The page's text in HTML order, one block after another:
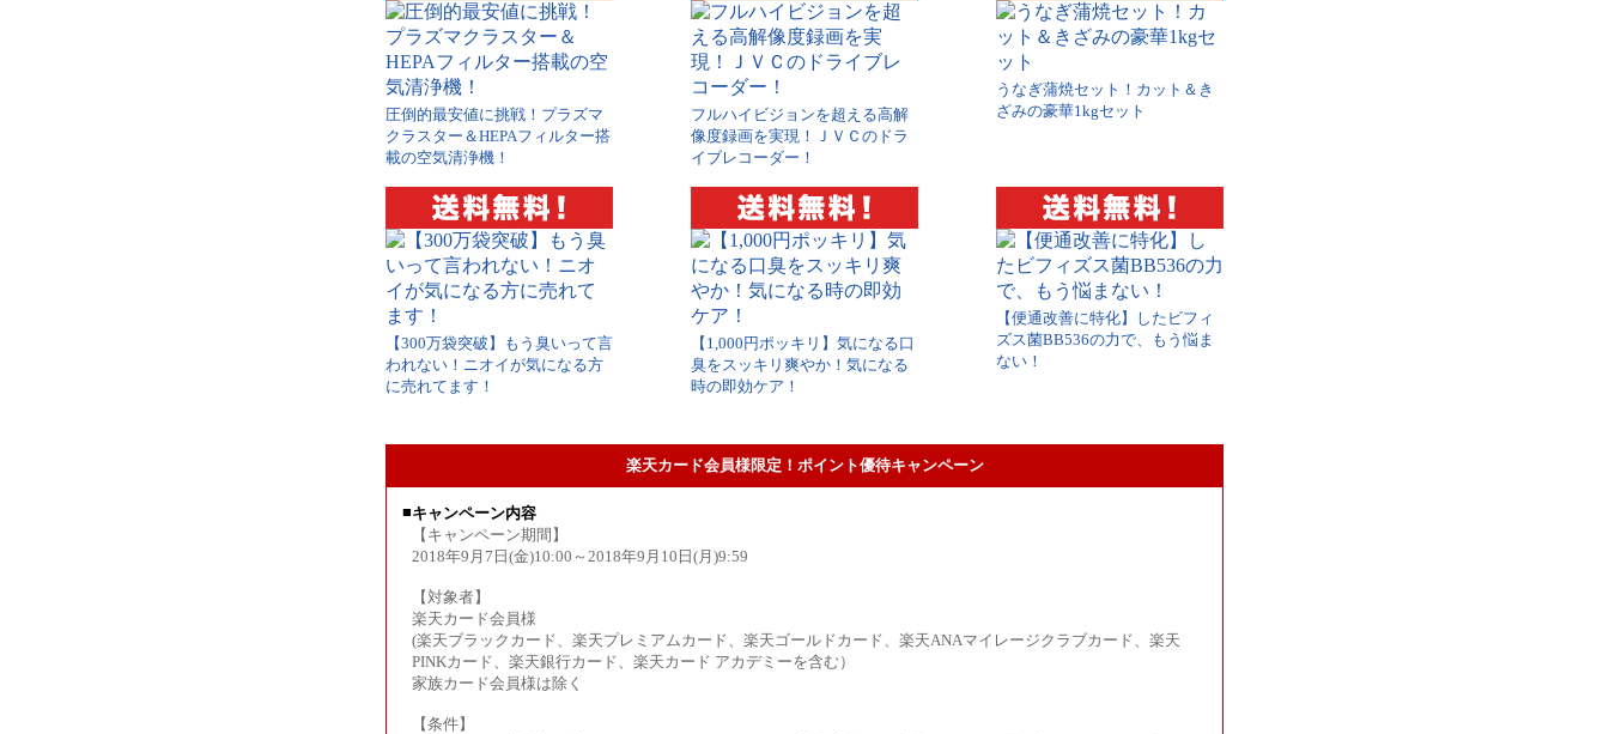
圧倒的最安値に挑戦！プラズマ
クラスター＆HEPAフィルター搭
載の空気清浄機！
フルハイビジョンを超える高解
像度録画を実現！ＪＶＣのドラ
イブレコーダー！
うなぎ蒲焼セット！カット＆き
ざみの豪華1kgセット
【300万袋突破】もう臭いって言
われない！ニオイが気になる方
に売れてます！
【1,000円ポッキリ】気になる口
臭をスッキリ爽やか！気になる
時の即効ケア！
【便通改善に特化】したビフィ
ズス菌BB536の力で、もう悩ま
ない！
楽天カード会員様限定！ポイント優待キャンペーン
■キャンペーン内容
【キャンペーン期間】
2018年9月7日(金)10:00～2018年9月10日(月)9:59
【対象者】
楽天カード会員様
(楽天ブラックカード、楽天プレミアムカード、楽天ゴールドカード、楽天ANAマイレージクラブカード、楽天
PINKカード、楽天銀行カード、楽天カード アカデミーを含む）
家族カード会員様は除く
【条件】